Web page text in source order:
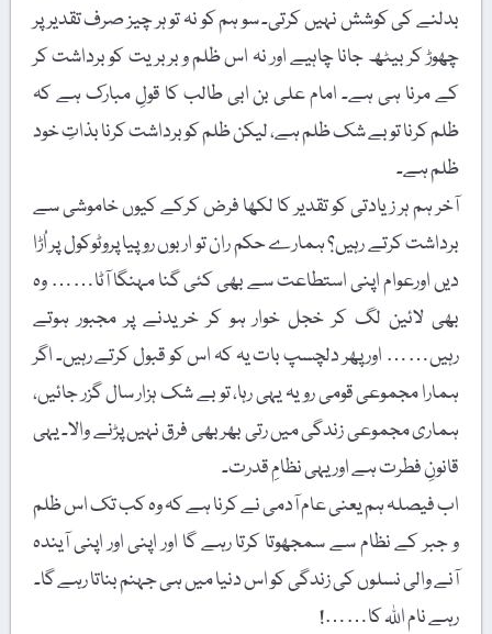
بدلنے کی کوشش نہیں کرتی۔ سو ہم کو نہ تو ہر چیز صرف تقدیر پر
چھوڑ کر بیٹھ جانا چاہیے اور نہ اس ظلم و بربریت کو برداشت کر
کے مرنا ہی ہے۔ امام علی بن ابی طالب کا قولِ مبارک ہے کہ
ظلم کرنا تو بے شک ظلم ہے، لیکن ظلم کو برداشت کرنا بذاتِ خود
ظلم ہے۔
آخر ہم ہر زیادتی کو تقدیر کا لکھا فرض کرکے کیوں خاموشی سے
برداشت کرتے رہیں؟ ہمارے حکم ران تو اربوں روپیا پروٹوکول پر اُڑا
دیں اورعوام اپنی استطاعت سے بھی کئی گنا مہنگا آٹا…… وہ
بھی لائین لگ کر خجل خوار ہو کر خریدنے پر مجبور ہوتے
رہیں…… اور پھر دلچسپ بات یہ کہ اس کو قبول کرتے رہیں۔ اگر
ہمارا مجموعی قومی رویہ یہی رہا، تو بے شک ہزار سال گزر جائیں،
ہماری مجموعی زندگی میں رتی بھر بھی فرق نہیں پڑنے والا۔ یہی
قانونِ فطرت ہے اور یہی نظامِ قدرت۔
اب فیصلہ ہم یعنی عام آدمی نے کرنا ہے کہ وہ کب تک اس ظلم
و جبر کے نظام سے سمجھوتا کرتا رہے گا اور اپنی اور اپنی آیندہ
آنے والی نسلوں کی زندگی کو اس دنیا میں ہی جہنم بناتا رہے گا۔
رہے نام اللہ کا……!